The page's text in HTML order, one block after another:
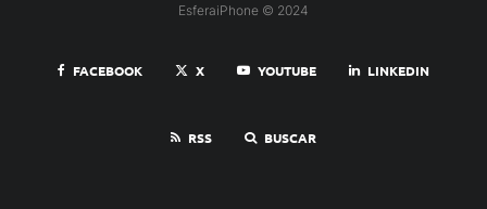
EsferaiPhone © 2024
FACEBOOK X YOUTUBE LINKEDIN
RSS BUSCAR